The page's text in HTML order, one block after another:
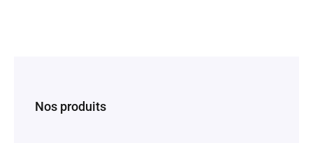
Nos produits